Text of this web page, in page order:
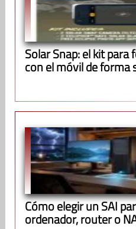
Solar Snap: el kit
con el móvil de forma
Cómo elegir un SAI
ordenador, router o